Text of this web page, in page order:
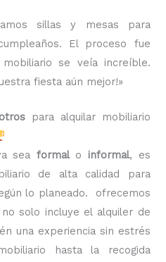
sillas y mesas para
El proceso fue
se veía increíble.
fiesta aún mejor!»
para alquilar mobiliario
sea formalo informal, es
de alta calidad para
lo planeado. ofrecemos
solo incluye el alquiler de
una experiencia sin estrés
hasta la recogida